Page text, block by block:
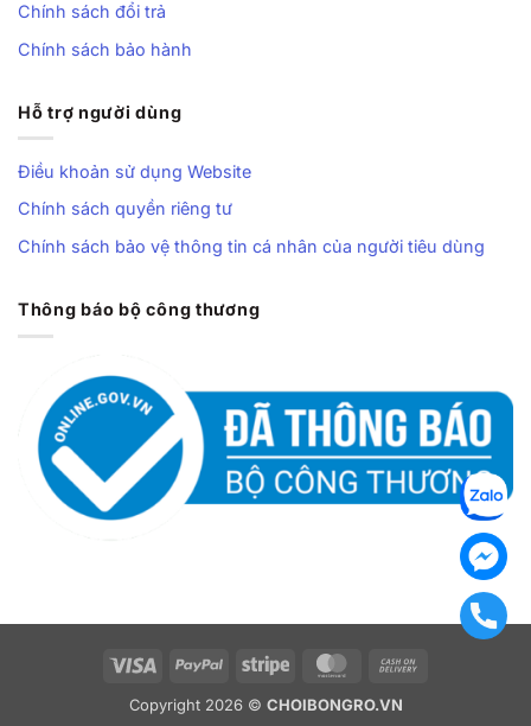
Chính sách đổi trả
Chính sách bảo hành
Hỗ trợ người dùng
Điều khoản sử dụng Website
Chính sách quyền riêng tư
Chính sách bảo vệ thông tin cá nhân của người tiêu dùng
Thông báo bộ công thương
Visa PayPal Stripe MasterCard
Copyright 2026 © CHOIBONGRO.VN